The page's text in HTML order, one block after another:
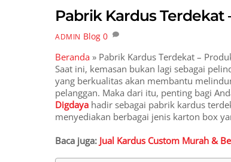
Pabrik Kardus Terdekat
ADMIN Blog 0
Beranda » Pabrik Kardus Terdekat –
Saat ini, kemasan bukan lagi sebagai
yang berkualitas akan membantu
pelanggan. Maka dari itu, penting bagi
Digdaya hadir sebagai pabrik kardus
menyediakan berbagai jenis karton box
Baca juga: Jual Kardus Custom Murah &